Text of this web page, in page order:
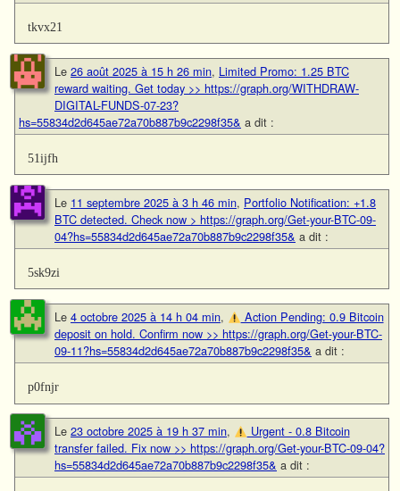
tkvx21
Le 26 août 2025 à 15 h 26 min, Limited Promo: 1.25 BTC
reward waiting. Get today >> https://graph.org/WITHDRAW-
DIGITAL-FUNDS-07-23?
hs=55834d2d645ae72a70b887b9c2298f35& a dit :
51ijfh
Le 11 septembre 2025 à 3 h 46 min, Portfolio Notification: +1.8
BTC detected. Check now > https://graph.org/Get-your-BTC-09-
04?hs=55834d2d645ae72a70b887b9c2298f35& a dit :
5sk9zi
Le 4 octobre 2025 à 14 h 04 min,
Action Pending: 0.9 Bitcoin
deposit on hold. Confirm now >> https://graph.org/Get-your-BTC-
09-11?hs=55834d2d645ae72a70b887b9c2298f35& a dit :
p0fnjr
Le 23 octobre 2025 à 19 h 37 min,
Urgent - 0.8 Bitcoin
transfer failed. Fix now >> https://graph.org/Get-your-BTC-09-04?
hs=55834d2d645ae72a70b887b9c2298f35& a dit :